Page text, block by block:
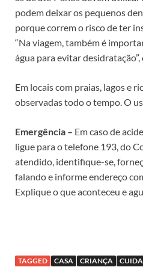
podem deixar os pequenos
porque correm o risco de ter
“Na viagem, também é
água para evitar
Em locais com praias, lagos e
observadas todo o tempo. O
Emergência – Em caso de
ligue para o telefone 193, do
atendido, identifique-se,
falando e informe endereço
Explique o que aconteceu e
TAGGED CASA CRIANÇA